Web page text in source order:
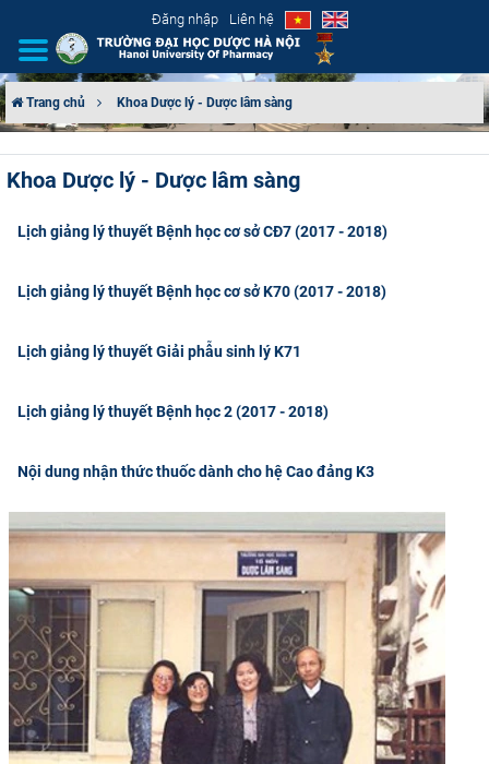
Đăng nhập Liên hệ
CƠ CẤU TỔ CHỨC
ĐÀO TẠO
ĐẢM BẢO CHẤT LƯỢNG
KHOA HỌC CÔNG NGHỆ
HTQT
CỰU NGƯỜI HỌC
Trang chủ Khoa Dược lý - Dược lâm sàng
Khoa Dược lý - Dược lâm sàng
Lịch giảng lý thuyết Bệnh học cơ sở CĐ7 (2017 - 2018)
Lịch giảng lý thuyết Bệnh học cơ sở K70 (2017 - 2018)
Lịch giảng lý thuyết Giải phẫu sinh lý K71
Lịch giảng lý thuyết Bệnh học 2 (2017 - 2018)
Nội dung nhận thức thuốc dành cho hệ Cao đảng K3